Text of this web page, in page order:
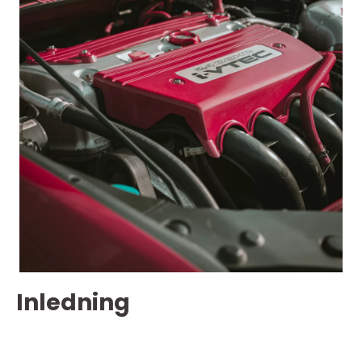
Inledning